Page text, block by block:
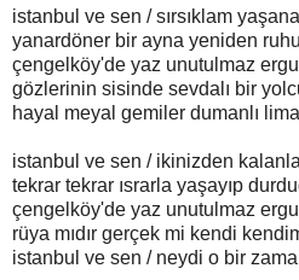
istanbul ve sen / sırsıklam
yanardöner bir ayna yeniden
çengelköy'de yaz unutulmaz
gözlerinin sisinde sevdalı bir
hayal meyal gemiler dumanlı
istanbul ve sen / ikinizden
tekrar tekrar ısrarla yaşayıp
çengelköy'de yaz unutulmaz
rüya mıdır gerçek mi kendi
istanbul ve sen / neydi o bir